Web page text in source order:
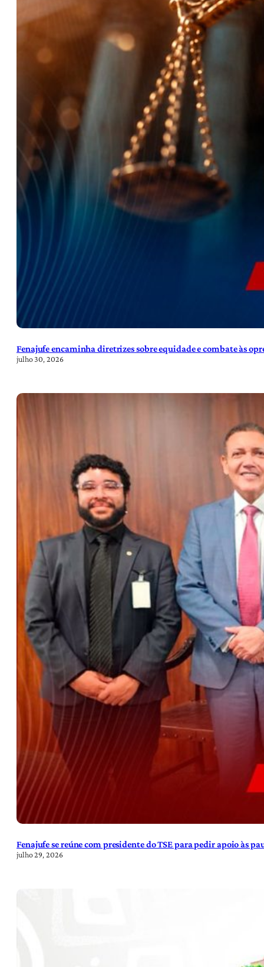
Fenajufe encaminha diretrizes sobre equidade e combate às
julho 30, 2026
Fenajufe se reúne com presidente do TSE para pedir apoio às
julho 29, 2026